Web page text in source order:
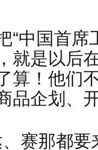
“中国首
就是以后
算！他们
品企划、